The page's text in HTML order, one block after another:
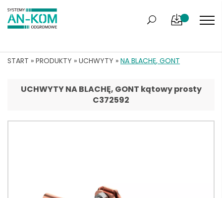
START » PRODUKTY » UCHWYTY » NA BLACHĘ, GONT
UCHWYTY NA BLACHĘ, GONT kątowy prosty
C372592